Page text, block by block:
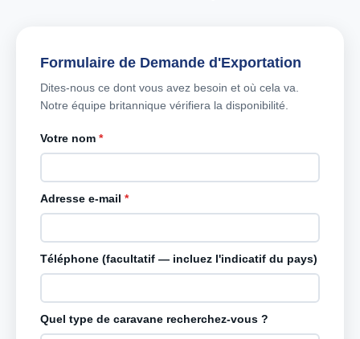
Formulaire de Demande d'Exportation
Dites-nous ce dont vous avez besoin et où cela va.
Notre équipe britannique vérifiera la disponibilité.
Votre nom *
Adresse e-mail *
Téléphone (facultatif — incluez l'indicatif du pays)
Quel type de caravane recherchez-vous ?